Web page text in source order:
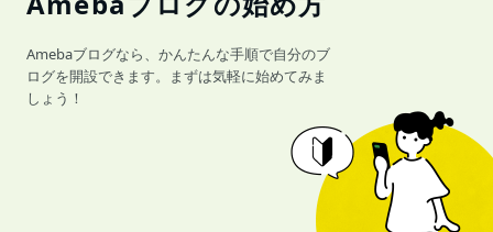
Amebaブログなら、かんたんな手順で自分のブ
ログを開設できます。まずは気軽に始めてみま
しょう！